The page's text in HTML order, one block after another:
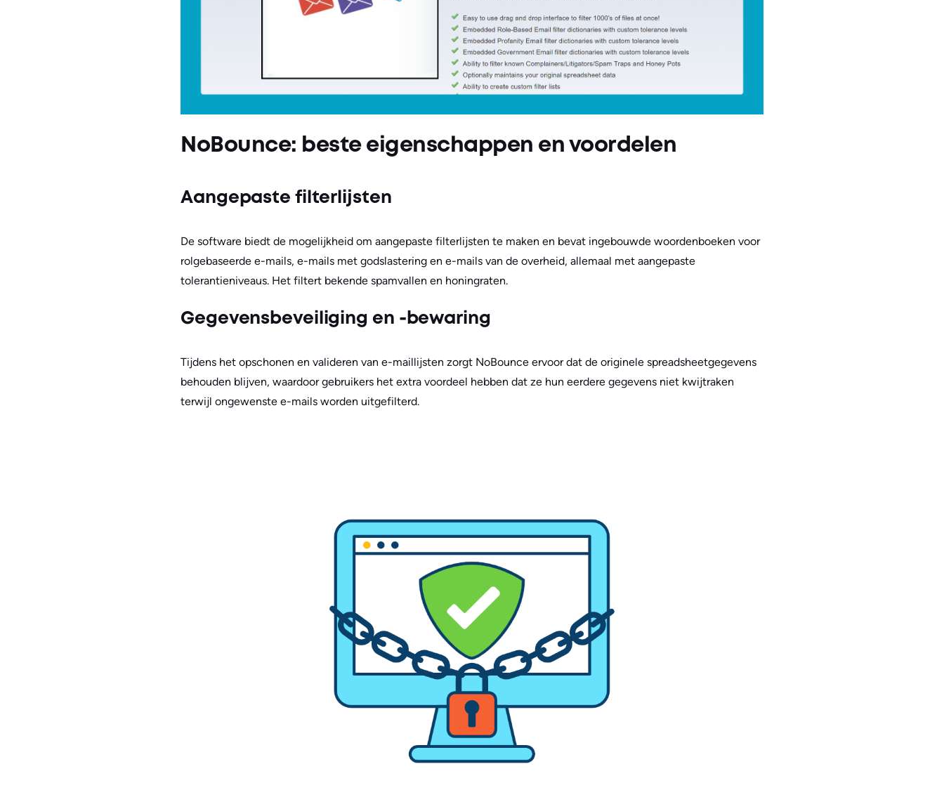
NoBounce: beste eigenschappen en voordelen
Aangepaste filterlijsten
De software biedt de mogelijkheid om aangepaste filterlijsten te maken en bevat ingebouwde woordenboeken voor
rolgebaseerde e-mails, e-mails met godslastering en e-mails van de overheid, allemaal met aangepaste
tolerantieniveaus. Het filtert bekende spamvallen en honingraten.
Gegevensbeveiliging en -bewaring
Tijdens het opschonen en valideren van e-maillijsten zorgt NoBounce ervoor dat de originele spreadsheetgegevens
behouden blijven, waardoor gebruikers het extra voordeel hebben dat ze hun eerdere gegevens niet kwijtraken
terwijl ongewenste e-mails worden uitgefilterd.